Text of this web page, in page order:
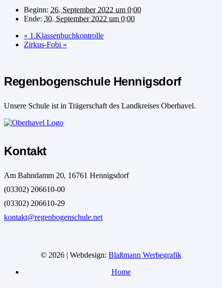
Beginn: 26. September 2022 um 0:00
Ende: 30. September 2022 um 0:00
« 1.Klassenbuchkontrolle
Zirkus-Fobi »
Regenbogenschule Hennigsdorf
Unsere Schule ist in Trägerschaft des Landkreises Oberhavel.
Kontakt
Am Bahndamm 20, 16761 Hennigsdorf
(03302) 206610-00
(03302) 206610-29
kontakt@regenbogenschule.net
© 2026 | Webdesign: Blaßmann Werbegrafik
Home